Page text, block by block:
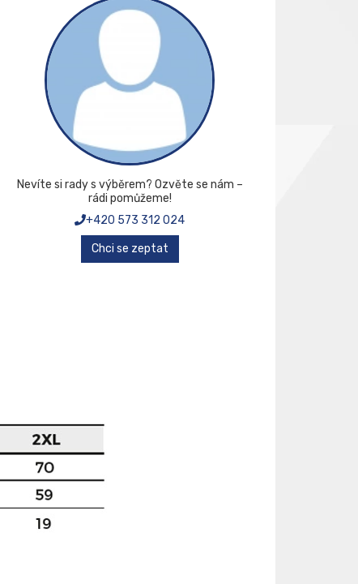
Nevíte si rady s výběrem? Ozvěte se nám –
rádi pomůžeme!
+420 573 312 024
Chci se zeptat